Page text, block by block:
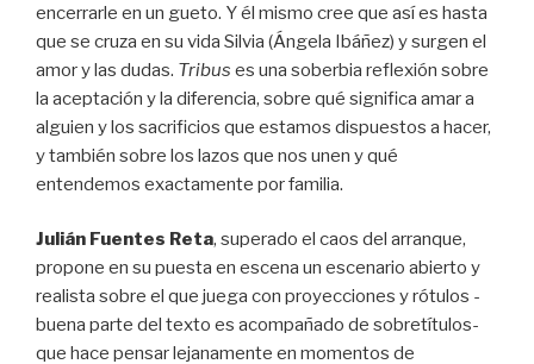
encerrarle en un gueto. Y él mismo cree que así es hasta
que se cruza en su vida Silvia (Ángela Ibáñez) y surgen el
amor y las dudas. Tribus es una soberbia reflexión sobre
la aceptación y la diferencia, sobre qué significa amar a
alguien y los sacrificios que estamos dispuestos a hacer,
y también sobre los lazos que nos unen y qué
entendemos exactamente por familia.
Julián Fuentes Reta, superado el caos del arranque,
propone en su puesta en escena un escenario abierto y
realista sobre el que juega con proyecciones y rótulos -
buena parte del texto es acompañado de sobretítulos-
que hace pensar lejanamente en momentos de